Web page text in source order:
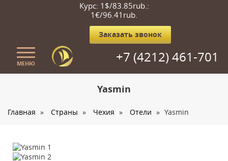
Курс: 1$/83.85rub.:
1€/96.41rub.
Заказать звонок
МЕНЮ +7 (4212) 461-701
Страны
Туристам
Yasmin
Главная » Страны » Чехия » Отели » Yasmin